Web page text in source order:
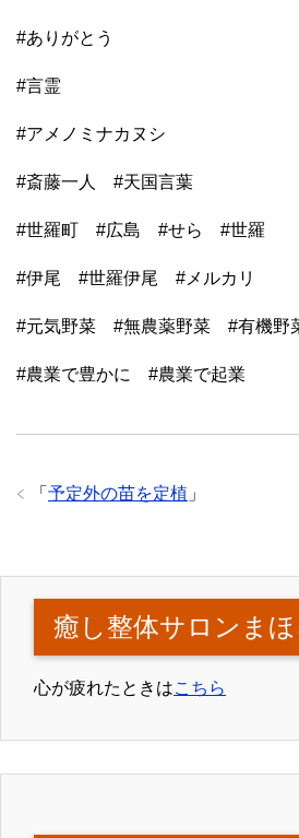
#ありがとう
#言霊
#アメノミナカヌシ
#斎藤一人 #天国言葉
#世羅町 #広島 #せら #世羅
#伊尾 #世羅伊尾 # メルカリ
#元気野菜 #無農薬野菜 #有機
#農業で豊かに #農業で起業
「 予定外の苗を定植 」
癒し整体サロンま
心が疲れたときはこちら